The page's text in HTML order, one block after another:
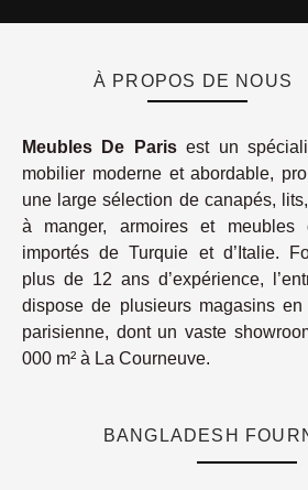
À PROPOS DE NOUS
Meubles De Parisest un
mobilier moderne et abordable,
une large sélection de canapés,
à manger, armoires et meubles
importés de Turquie et d’Italie.
plus de 12 ans d’expérience,
dispose de plusieurs magasins en
parisienne, dont un vaste
000 m² à La Courneuve.
BANGLADESH